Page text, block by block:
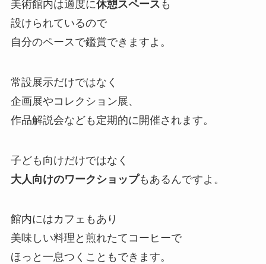
美術館内は適度に休憩スペース も
設けられているので
自分のペースで鑑賞できますよ。
常設展示だけではなく
企画展やコレクション展、
作品解説会なども定期的に開催されます。
子ども向けだけではなく
大人向けのワークショップもあるんですよ。
館内にはカフェもあり
美味しい料理と煎れたてコーヒーで
ほっと一息つくこともできます。